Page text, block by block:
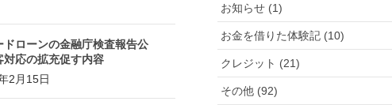
ドローンの金融庁検査報告公
応の拡充促す内容
2月15日
お知らせ (1)
お金を借りた体験記 (10)
クレジット (21)
その他 (92)